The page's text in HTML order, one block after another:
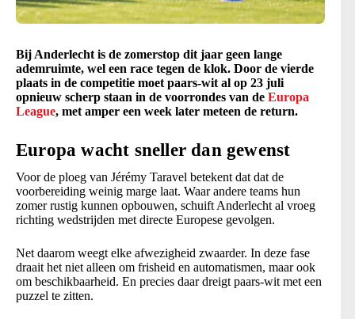
Bij Anderlecht is de zomerstop dit jaar geen lange
ademruimte, wel een race tegen de klok. Door de vierde
plaats in de competitie moet paars-wit al op 23 juli
opnieuw scherp staan in de voorrondes van de Europa
League, met amper een week later meteen de return.
Europa wacht sneller dan gewenst
Voor de ploeg van Jérémy Taravel betekent dat dat de
voorbereiding weinig marge laat. Waar andere teams hun
zomer rustig kunnen opbouwen, schuift Anderlecht al vroeg
richting wedstrijden met directe Europese gevolgen.
Net daarom weegt elke afwezigheid zwaarder. In deze fase
draait het niet alleen om frisheid en automatismen, maar ook
om beschikbaarheid. En precies daar dreigt paars-wit met een
puzzel te zitten.